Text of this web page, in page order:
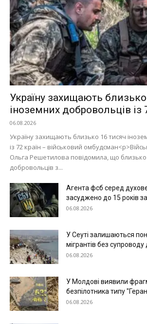
Україну захищають
іноземних добровольців із
06.08.2026
Україну захищають близько 16 тисяч
із 72 країн – військовий
Ольга Решетилова повідомила, що близько
добровольців з...
Агента фсб серед
засуджено до 15 років
06.08.2026
У Сеуті залишаються
мігрантів без
06.08.2026
У Молдові виявили
безпілотника типу
06.08.2026